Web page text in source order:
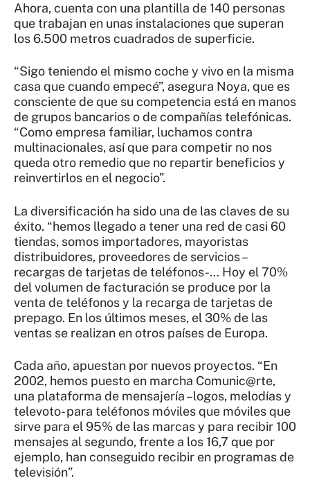
Ahora, cuenta con una plantilla de 140 personas
que trabajan en unas instalaciones que superan
los 6.500 metros cuadrados de superficie.
“Sigo teniendo el mismo coche y vivo en la misma
casa que cuando empecé”, asegura Noya, que es
consciente de que su competencia está en manos
de grupos bancarios o de compañías telefónicas.
“Como empresa familiar, luchamos contra
multinacionales, así que para competir no nos
queda otro remedio que no repartir beneficios y
reinvertirlos en el negocio”.
La diversificación ha sido una de las claves de su
éxito. “hemos llegado a tener una red de casi 60
tiendas, somos importadores, mayoristas
distribuidores, proveedores de servicios –
recargas de tarjetas de teléfonos-… Hoy el 70%
del volumen de facturación se produce por la
venta de teléfonos y la recarga de tarjetas de
prepago. En los últimos meses, el 30% de las
ventas se realizan en otros países de Europa.
Cada año, apuestan por nuevos proyectos. “En
2002, hemos puesto en marcha Comunic@rte,
una plataforma de mensajería –logos, melodías y
televoto- para teléfonos móviles que móviles que
sirve para el 95% de las marcas y para recibir 100
mensajes al segundo, frente a los 16,7 que por
ejemplo, han conseguido recibir en programas de
televisión”.